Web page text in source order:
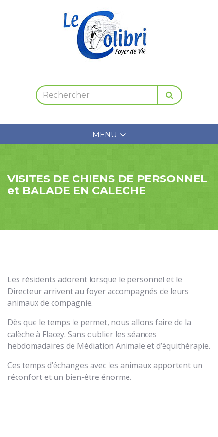
MENU
VISITES DE CHIENS DE PERSONNEL
et BALADE EN CALECHE
Les résidents adorent lorsque le personnel et le
Directeur arrivent au foyer accompagnés de leurs
animaux de compagnie.
Dès que le temps le permet, nous allons faire de la
calèche à Flacey. Sans oublier les séances
hebdomadaires de Médiation Animale et d’équithérapie.
Ces temps d’échanges avec les animaux apportent un
réconfort et un bien-être énorme.